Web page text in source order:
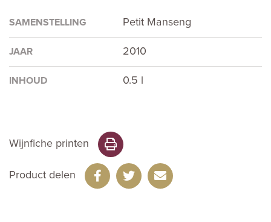
SAMENSTELLING Petit Manseng
JAAR 2010
INHOUD 0.5 l
Wijnfiche printen
Product delen